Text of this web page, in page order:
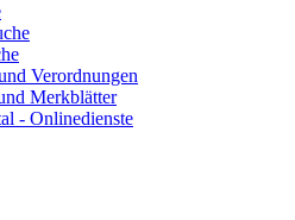
Verordnungen
Merkblätter
- Onlinedienste